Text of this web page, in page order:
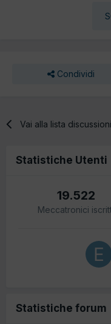
Condividi
Vai alla lista discussioni
Statistiche Utenti
19.522
Meccatronici
Statistiche forum